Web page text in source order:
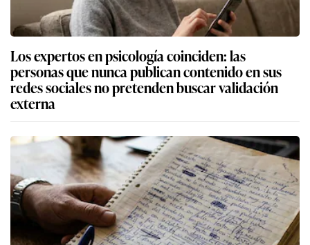
Los expertos en psicología coinciden: las
personas que nunca publican contenido en sus
redes sociales no pretenden buscar validación
externa